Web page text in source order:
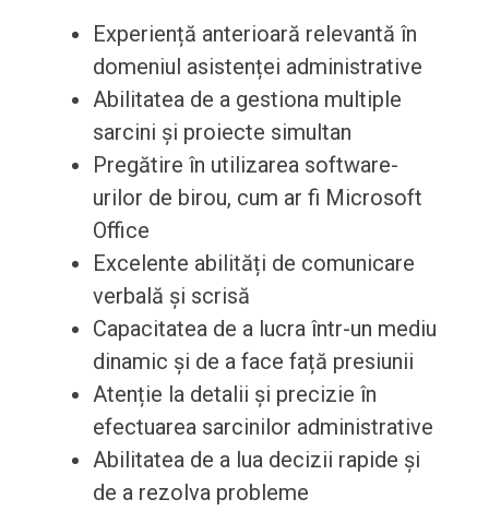
Experiență anterioară relevantă în
domeniul asistenței administrative
Abilitatea de a gestiona multiple
sarcini și proiecte simultan
Pregătire în utilizarea software-
urilor de birou, cum ar fi Microsoft
Office
Excelente abilități de comunicare
verbală și scrisă
Capacitatea de a lucra într-un mediu
dinamic și de a face față presiunii
Atenție la detalii și precizie în
efectuarea sarcinilor administrative
Abilitatea de a lua decizii rapide și
de a rezolva probleme